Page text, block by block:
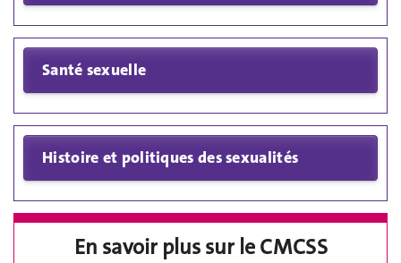
En savoir plus sur le CMCSS